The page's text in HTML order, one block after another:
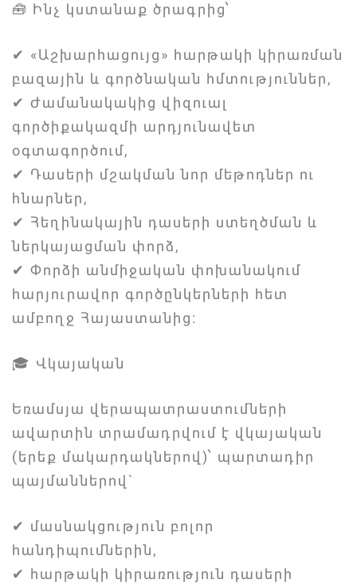
🧰 Ինչ կստանաք ծրագրից՝
✔ «Աշխարհացույց» հարթակի կիրառման
բազային և գործնական հմտություններ,
✔ Ժամանակակից վիզուալ
գործիքակազմի արդյունավետ
օգտագործում,
✔ Դասերի մշակման նոր մեթոդներ ու
հնարներ,
✔ Հեղինակային դասերի ստեղծման և
ներկայացման փորձ,
✔ Փորձի անմիջական փոխանակում
հարյուրավոր գործընկերների հետ
ամբողջ Հայաստանից։
🎓 Վկայական
Եռամսյա վերապատրաստումների
ավարտին տրամադրվում է վկայական
(երեք մակարդակներով)՝ պարտադիր
պայմաններով`
✔ մասնակցություն բոլոր
հանդիպումներին,
✔ հարթակի կիրառություն դասերի